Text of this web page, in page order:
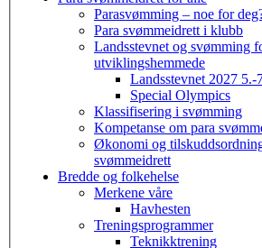
Parasvømming – noe for
Para svømmeidrett i klubb
Landsstevnet og svømming
utviklingshemmede
Landsstevnet 2027 5.-
Special Olympics
Klassifisering i svømming
Kompetanse om para
Økonomi og
svømmeidrett
Bredde og folkehelse
Merkene våre
Havhesten
Treningsprogrammer
Teknikktrening